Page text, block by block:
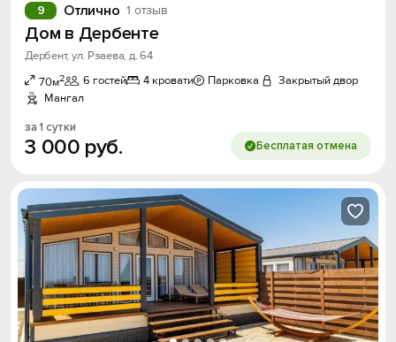
Отлично 1 отзыв
9
Дом в Дербенте
Дербент, ул. Рзаева, д. 64
70м2 6 гостей 4 кровати Парковка
Закрытый двор
Мангал
за 1 сутки
3 000 руб. Бесплатая отмена